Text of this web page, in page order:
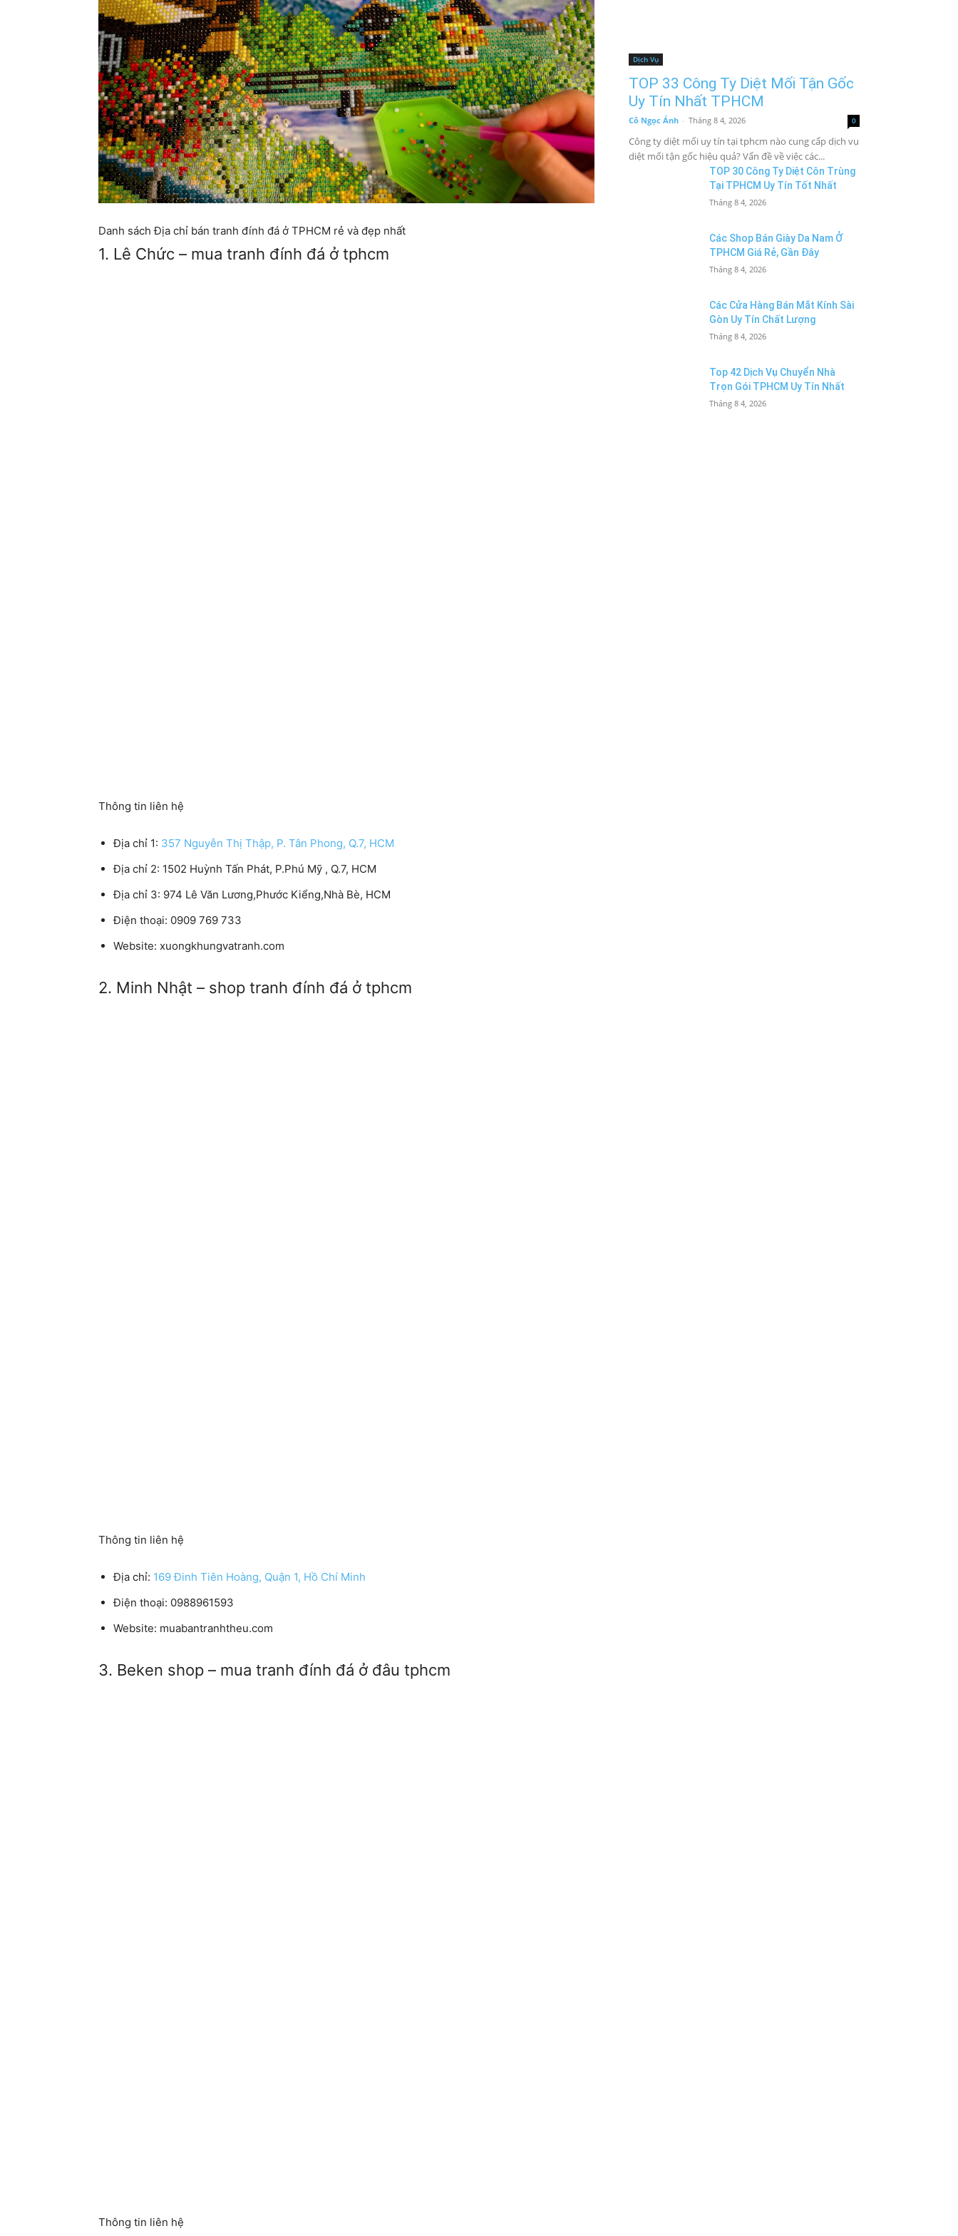
Danh sách Địa chỉ bán tranh đính đá ở TPHCM rẻ và đẹp nhất
1. Lê Chức – mua tranh đính đá ở tphcm
Thông tin liên hệ
Địa chỉ 1: 357 Nguyễn Thị Thập, P. Tân Phong, Q.7, HCM
Địa chỉ 2: 1502 Huỳnh Tấn Phát, P.Phú Mỹ , Q.7, HCM
Địa chỉ 3: 974 Lê Văn Lương,Phước Kiểng,Nhà Bè, HCM
Điện thoại: 0909 769 733
Website: xuongkhungvatranh.com
2. Minh Nhật – shop tranh đính đá ở tphcm
Thông tin liên hệ
Địa chỉ: 169 Đinh Tiên Hoàng, Quận 1, Hồ Chí Minh
Điện thoại: 0988961593
Website: muabantranhtheu.com
3. Beken shop – mua tranh đính đá ở đâu tphcm
Thông tin liên hệ
Dịch Vụ
TOP 33 Công Ty Diệt Mối Tận Gốc
Uy Tín Nhất TPHCM
Cô Ngọc Ánh - Tháng 8 4, 2026 0
Công ty diệt mối uy tín tại tphcm nào cung cấp dịch vụ
diệt mối tận gốc hiệu quả? Vấn đề về việc các...
TOP 30 Công Ty Diệt Côn Trùng
Tại TPHCM Uy Tín Tốt Nhất
Tháng 8 4, 2026
Các Shop Bán Giày Da Nam Ở
TPHCM Giá Rẻ, Gần Đây
Tháng 8 4, 2026
Các Cửa Hàng Bán Mắt Kính Sài
Gòn Uy Tín Chất Lượng
Tháng 8 4, 2026
Top 42 Dịch Vụ Chuyển Nhà
Trọn Gói TPHCM Uy Tín Nhất
Tháng 8 4, 2026